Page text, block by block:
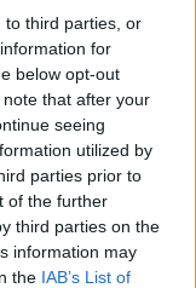
to third parties, or
for
below opt-out
that after your
seeing
utilized by
parties prior to
of the further
third parties on the
information may
the IAB’s List of
horas y
está
que obligan
llega en
los valles y
la altura